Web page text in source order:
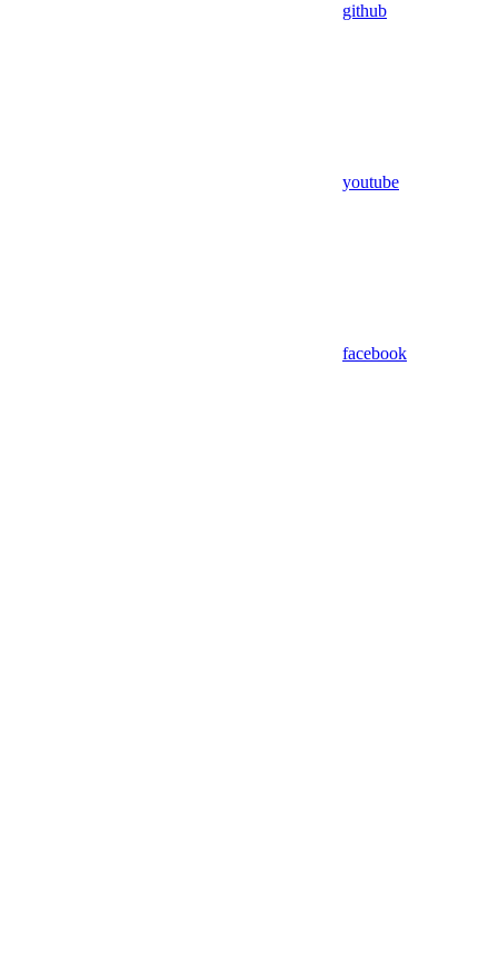
github
youtube
facebook